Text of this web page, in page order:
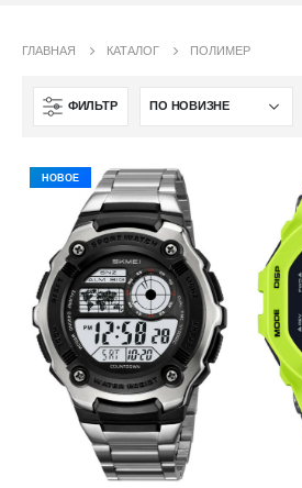
ГЛАВНАЯ КАТАЛОГ ПОЛИМЕР
ФИЛЬТР
НОВОЕ